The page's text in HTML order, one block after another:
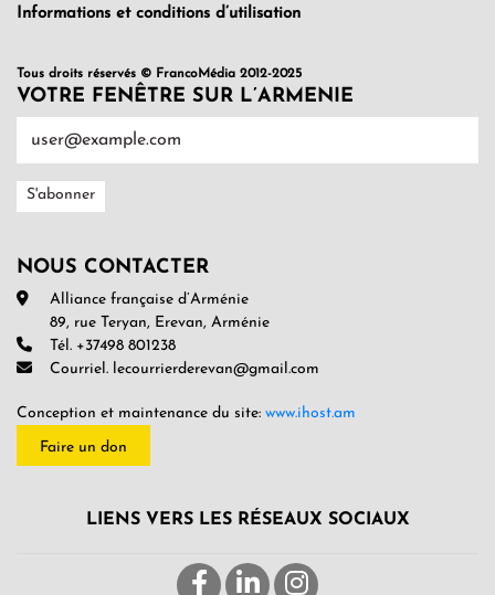
Informations et conditions d’utilisation
Tous droits réservés © FrancoMédia 2012-2025
VOTRE FENÊTRE SUR L’ARMENIE
NOUS CONTACTER
Alliance française d’Arménie
89, rue Teryan, Erevan, Arménie
Tél. +37498 801238
Courriel. lecourrierderevan@gmail.com
Conception et maintenance du site: www.ihost.am
Faire un don
LIENS VERS LES RÉSEAUX SOCIAUX